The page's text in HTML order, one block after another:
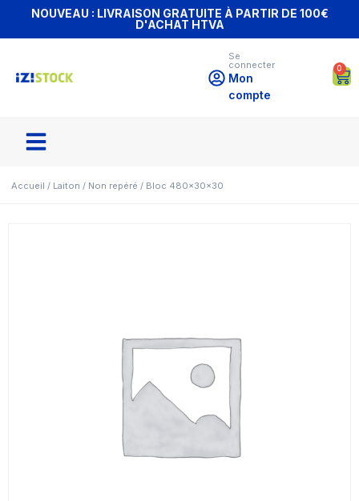
NOUVEAU : LIVRAISON GRATUITE À PARTIR DE 100€
D'ACHAT HTVA
Se
connecter
Mon
compte
0
Accueil / Laiton / Non repéré / Bloc 480x30x30